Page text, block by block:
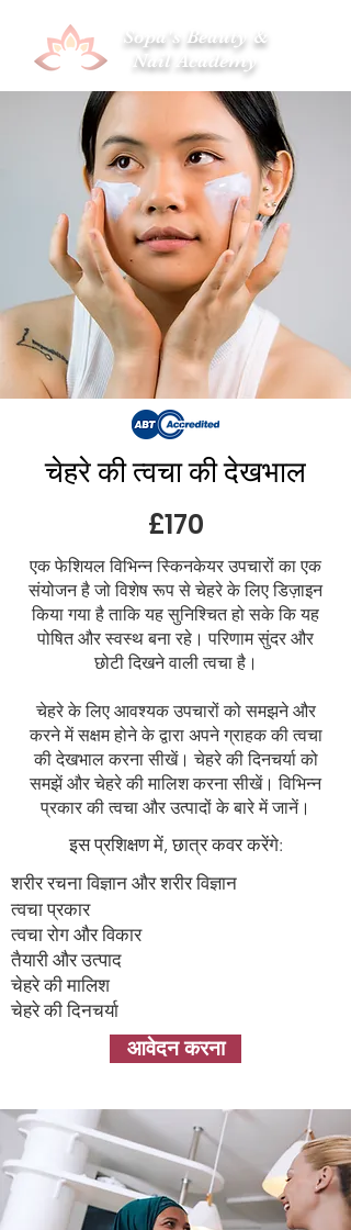
Sopa's Beauty &
Nail Academy
चेहरे की त्वचा की देखभाल
£170
एक फेशियल विभिन्न स्किनकेयर उपचारों का एक
संयोजन है जो विशेष रूप से चेहरे के लिए डिज़ाइन
किया गया है ताकि यह सुनिश्चित हो सके कि यह
पोषित और स्वस्थ बना रहे। परिणाम सुंदर और
छोटी दिखने वाली त्वचा है।
चेहरे के लिए आवश्यक उपचारों को समझने और
करने में सक्षम होने के द्वारा अपने ग्राहक की त्वचा
की देखभाल करना सीखें। चेहरे की दिनचर्या को
समझें और चेहरे की मालिश करना सीखें। विभिन्न
प्रकार की त्वचा और उत्पादों के बारे में जानें।
इस प्रशिक्षण में, छात्र कवर करेंगे:
शरीर रचना विज्ञान और शरीर विज्ञान
त्वचा प्रकार
त्वचा रोग और विकार
तैयारी और उत्पाद
चेहरे की मालिश
चेहरे की दिनचर्या
आवेदन करना